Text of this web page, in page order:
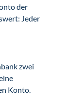
der
Jeder
zwei
Konto.